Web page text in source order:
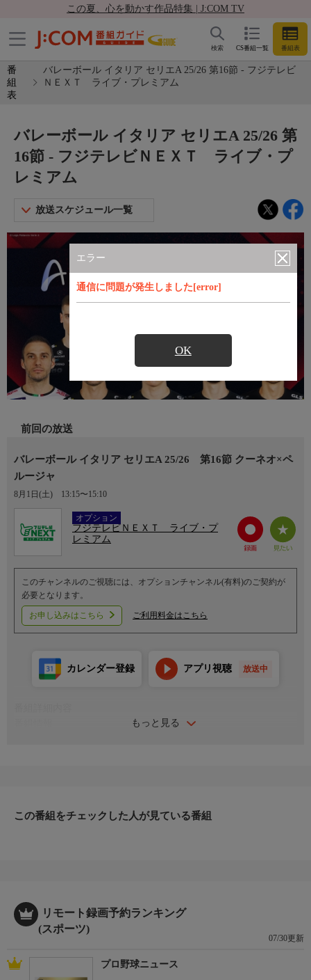
この夏、心を動かす作品特集 | J:COM TV
CS番組一覧 番組表
検索
番
組
表
バレーボール イタリア セリエA 25/26 第16節 - フジテレビ
ＮＥＸＴ ライブ・プレミアム
エラー
通信に問題が発生しました[error]
OK
バレーボール イタリア セリエA 25/26 第
16節 - フジテレビＮＥＸＴ ライブ・プ
レミアム
放送スケジュール一覧
前回の放送
バレーボール イタリア セリエA 25/26 第16節 クーネオ×ペ
ルージャ
8月1日(土) 13:15〜15:10
オプション
Ch.752
フジテレビＮＥＸＴ ライブ・プ
レミアム
このチャンネルのご視聴には、オプションチャンネル(有料)のご契約が
必要となります。
お申し込みはこちら ご利用料金はこちら
もっと見る
カレンダー登録 アプリ視聴 放送中
この番組をチェックした人が見ている番組
リモート録画予約ランキング
(スポーツ)
07/30更新
プロ野球ニュース